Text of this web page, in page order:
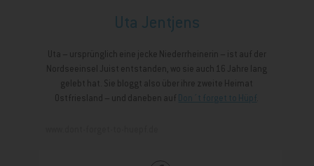
Uta Jentjens
Uta – ursprünglich eine jecke Niederrheinerin – ist auf der
Nordseeinsel Juist entstanden, wo sie auch 16 Jahre lang
gelebt hat. Sie bloggt also über ihre zweite Heimat
Ostfriesland – und daneben auf
Don´t forget to Hüpf